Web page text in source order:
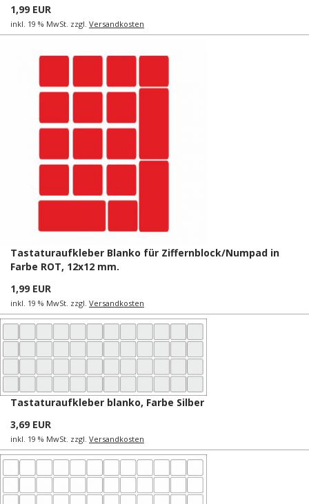
1,99 EUR
inkl. 19 % MwSt. zzgl. Versandkosten
Tastaturaufkleber Blanko für Ziffernblock/Numpad in
Farbe ROT, 12x12 mm.
1,99 EUR
inkl. 19 % MwSt. zzgl. Versandkosten
Tastaturaufkleber blanko, Farbe Silber
3,69 EUR
inkl. 19 % MwSt. zzgl. Versandkosten